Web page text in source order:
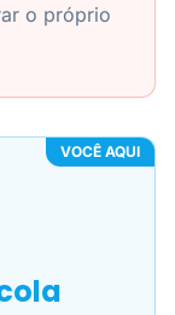
o próprio
VOCÊ AQUI